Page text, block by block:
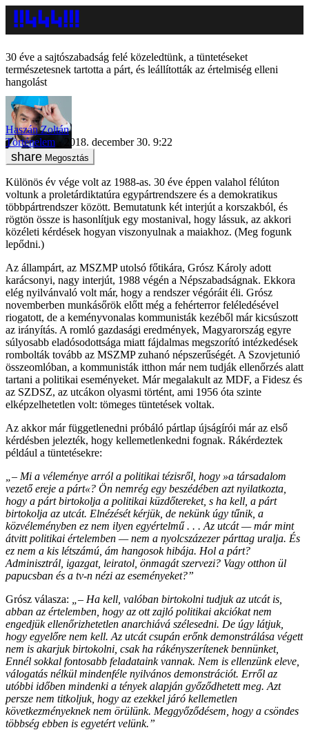
30 éve a sajtószabadság felé közeledtünk, a tüntetéseket
természetesnek tartotta a párt, és leállították az értelmiség elleni
hangolást
Haszán Zoltán
Történelem
2018. december 30. 9:22
Megosztás
Különös év vége volt az 1988-as. 30 éve éppen valahol félúton
voltunk a proletárdiktatúra egypártrendszere és a demokratikus
többpártrendszer között. Bemutatunk két interjút a korszakból, és
rögtön össze is hasonlítjuk egy mostanival, hogy lássuk, az akkori
közéleti kérdések hogyan viszonyulnak a maiakhoz. (Meg fogunk
lepődni.)
Az állampárt, az MSZMP utolsó főtikára, Grósz Károly adott
karácsonyi, nagy interjút, 1988 végén a Népszabadságnak. Ekkora
elég nyilvánvaló volt már, hogy a rendszer végóráit éli. Grósz
novemberben munkásőrök előtt még a fehérterror feléledésével
riogatott, de a keményvonalas kommunisták kezéből már kicsúszott
az irányítás. A romló gazdasági eredmények, Magyarország egyre
súlyosabb eladósodottsága miatt fájdalmas megszorító intézkedések
rombolták tovább az MSZMP zuhanó népszerűségét. A Szovjetunió
összeomlóban, a kommunisták itthon már nem tudják ellenőrzés alatt
tartani a politikai eseményeket. Már megalakult az MDF, a Fidesz és
az SZDSZ, az utcákon olyasmi történt, ami 1956 óta szinte
elképzelhetetlen volt: tömeges tüntetések voltak.
Az akkor már függetlenedni próbáló pártlap újságírói már az első
kérdésben jelezték, hogy kellemetlenkedni fognak. Rákérdeztek
például a tüntetésekre:
„– Mi a véleménye arról a politikai tézisről, hogy »a társadalom
vezető ereje a párt«? Ön nemrég egy beszédében azt nyilatkozta,
hogy a párt birtokolja a politikai küzdőtereket, s ha kell, a párt
birtokolja az utcát. Elnézését kérjük, de nekünk úgy tűnik, a
közvéleményben ez nem ilyen egyértelmű . . . Az utcát — már mint
átvitt politikai értelemben — nem a nyolcszázezer párttag uralja. És
ez nem a kis létszámú, ám hangosok hibája. Hol a párt?
Adminisztrál, igazgat, leiratol, önmagát szervezi? Vagy otthon ül
papucsban és a tv-n nézi az eseményeket?”
Grósz válasza:
„– Ha kell, valóban birtokolni tudjuk az utcát is,
abban az értelemben, hogy az ott zajló politikai akciókat nem
engedjük ellenőrizhetetlen anarchiává szélesedni. De úgy látjuk,
hogy egyelőre nem kell. Az utcát csupán erőnk demonstrálása végett
nem is akarjuk birtokolni, csak ha rákényszerítenek bennünket,
Ennél sokkal fontosabb feladataink vannak. Nem is ellenzünk eleve,
válogatás nélkül mindenféle nyilvános demonstrációt. Erről az
utóbbi időben mindenki a tények alapján győződhetett meg. Azt
persze nem titkoljuk, hogy az ezekkel járó kellemetlen
következményeknek nem örülünk. Meggyőződésem, hogy a csöndes
többség ebben is egyetért velünk.”